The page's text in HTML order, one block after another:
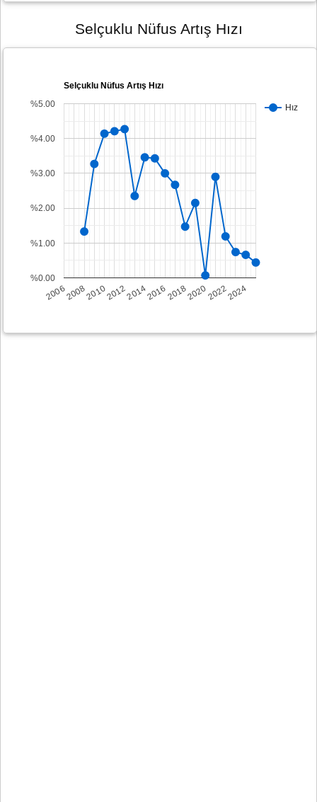
Selçuklu Nüfus Artış Hızı
Selçuklu Nüfus Artış Hızı
Hız
2006200820102012201420162018202020222024
%0.00
%1.00
%2.00
%3.00
%4.00
%5.00